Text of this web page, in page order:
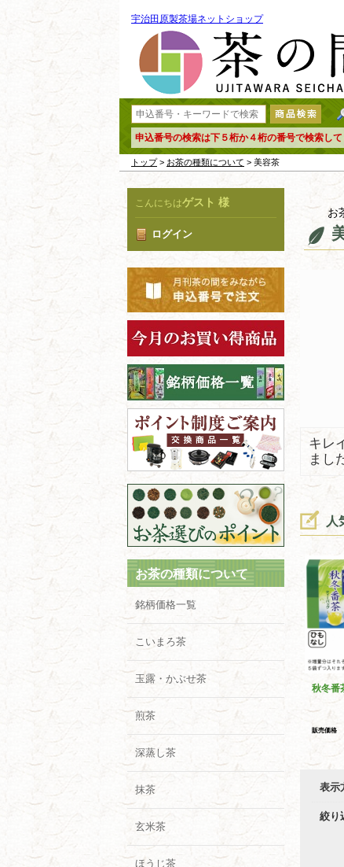
宇治田原製茶場ネットショップ
申込番号の検索は下５桁か４桁の番号で検索して
トップ> お茶の種類について > 美容茶
こんにちはゲスト 様
ログイン
お茶の種類について
銘柄価格一覧
こいまろ茶
玉露・かぶせ茶
煎茶
深蒸し茶
抹茶
玄米茶
ほうじ茶
お
キレ
まし
人
秋冬番
販売価格
表示
絞り